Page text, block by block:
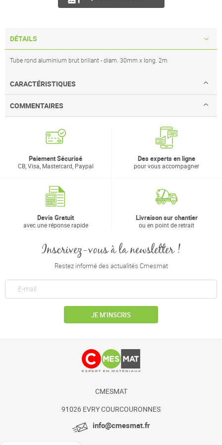
DÉTAILS
Tube rond aluminium brut brillant - diam. 30mm x long. 2m
CARACTÉRISTIQUES
COMMENTAIRES
Paiement Sécurisé
CB, Visa, Mastercard, Paypal
Des experts en ligne
pour vous accompagner
Devis Gratuit
avec une réponse rapide
Livraison sur chantier
ou en point de retrait
Inscrivez-vous à la newsletter !
Restez informé des actualités Cmesmat
JE M’INSCRIS
CMESMAT
91026 EVRY COURCOURONNES
info@cmesmat.fr